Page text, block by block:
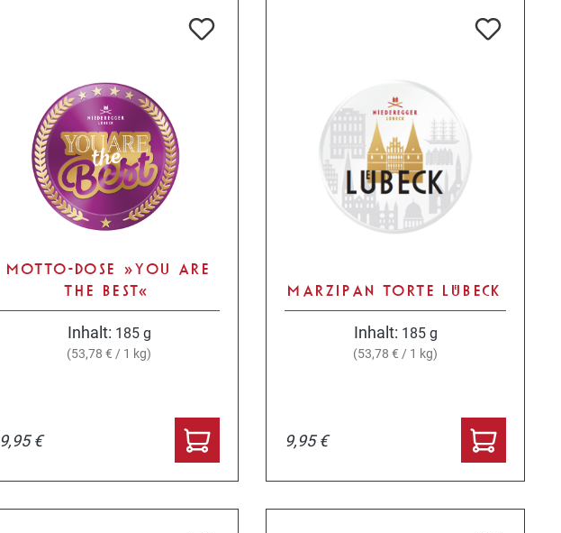
MOTTO-DOSE »YOU ARE
THE BEST«
Inhalt: 185 g
(53,78 € / 1 kg)
9,95 €
MARZIPAN TORTE LÜBECK
Inhalt: 185 g
(53,78 € / 1 kg)
9,95 €